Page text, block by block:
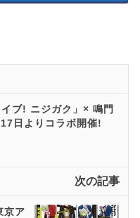
ブ! ニジガク」× 鳴門
日よりコラボ開催!
次の記事
京ア